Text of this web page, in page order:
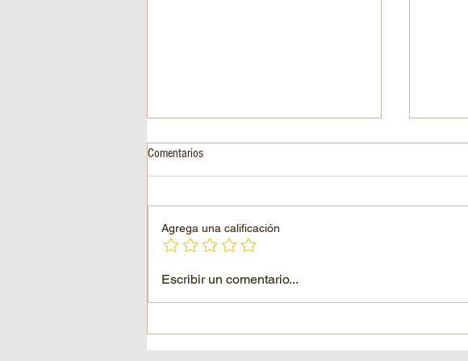
¿Cuál es la vida útil de un producto
Comentarios
Agrega una calificación
Escribir un comentario...